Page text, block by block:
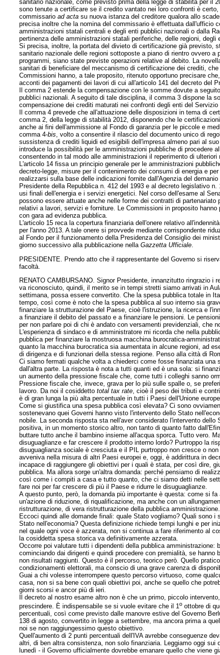
sanitario nazionale, come previsto prima della legge di stabilità per il
sono tenute a certificare se il credito vantato nei loro confronti è
commissarioad acta su nuova istanza del creditore qualora allo
precisa inoltre che la nomina del commissario è effettuata dall'ufficio
amministrazioni statali centrali e degli enti pubblici nazionali o dalla
pertinenza delle amministrazioni statali periferiche, delle regioni,
Si precisa, inoltre, la portata del divieto di certificazione già previsto,
sanitario nazionale delle regioni sottoposte a piano di rientro ovvero
programmi, siano state previste operazioni relative al debito. La
sanitari di beneficiare del meccanismo di certificazione dei crediti,
Commissioni hanno, a tale proposito, ritenuto opportuno precisare
acconti dei pagamenti dei lavori di cui all'articolo 141 del decreto del
Il comma 2 estende la compensazione con le somme dovute a
pubblici nazionali. A seguito di tale disciplina, il comma 3 dispone la
compensazione dei crediti maturati nei confronti degli enti del
Il comma 4 prevede che all'attuazione delle disposizioni in tema di
comma 2, della legge di stabilità 2012, disponendo che le
anche ai fini dell'ammissione al Fondo di garanzia per le piccole e
comma 4-bis, volto a consentireil rilascio del documento unico di
sussistenza di crediti liquidi ed esigibili dell'impresa almeno pari al
introduce la possibilità per le amministrazioni pubbliche di procedere
consentendo in tal modo alle amministrazioni il reperimento di
L'articolo 14 fissa un principio generale per le amministrazioni
decreto-legge, misure per il contenimento dei consumi di energia e
realizzarsi sulla base delle indicazioni fornite dall'Agenzia del
Presidente della Repubblica n. 412 del 1993 e al decreto legislativo
usi finali dell'energia e i servizi energetici. Nel corso dell'esame al
possono essere attuate anche nelle forme dei contratti di
relativi a lavori, servizi e forniture. Le Commissioni in proposito
con gara ad evidenza pubblica.
L'articolo 15 reca la copertura finanziaria dell'onere relativo
per l'anno 2013. A tale onere si provvede mediante corrispondente
al Fondo per il funzionamento della Presidenza del Consiglio dei
giorno successivo alla pubblicazione nellaGazzetta Ufficiale.
PRESIDENTE. Prendo atto che il rappresentante del Governo si
facoltà.
RENATO CAMBURSANO. Signor Presidente, innanzitutto ringrazio i
va riconosciuto, quindi, il merito se in tempi stretti siamo arrivati in
settimana, possa essere convertito. Che la spesa pubblica totale in
tempo, così come è noto che la spesa pubblica al suo interno sia
finanziare la strutturazione del Paese, cioè l'istruzione, la ricerca e
a finanziare il debito del passato e a finanziare le pensioni. Le
per non parlare poi di chi è andato con versamenti previdenziali, che
L'esperienza di sindaco e di amministratore mi ricorda che nella
pubblica per finanziare la mostruosa macchina burocratica-
quanto la macchina burocratica sia aumentata in alcune regioni, ad
di dirigenza e di funzionari della stessa regione. Penso alla città di
Ci siamo fermati qualche volta a chiederci come fosse finanziata
dall'altra parte. La risposta è nota a tutti quanti ed è una sola: si
un aumento della pressione fiscale che, come tutti i colleghi sanno
Pressione fiscale che, invece, grava per lo più sulle spalle o, se
lavoro. Da noi il cosiddettototal tax rate , cioè il peso dei tributi e
è di gran lunga la più alta percentuale in tutti i Paesi dell'Unione
Come si giustifica una spesa pubblica così elevata? Ci sono
sostenevano quei Governi hanno visto l'intervento dello Stato
nobile. La seconda risposta sta nell'aver considerato l'intervento
positiva, in un momento storico altro, non tanto di quanto fatto
buttare tutto anche il bambino insieme all'acqua sporca. Tutto vero.
disuguaglianze e far crescere il prodotto interno lordo? Purtroppo la
disuguaglianza sociale è cresciuta e il PIL purtroppo non cresce o
avveniva nella misura di altri Paesi europei e, oggi, è addirittura in
incapace di raggiungere gli obiettivi per i quali è stata, per così dire,
pubblica. Ma allora sorge un'altra domanda: perché pensiamo di
così come i compiti a casa e tutto quanto, che ci siamo detti nelle
fare noi per far crescere di più il Paese e ridurre le disuguaglianze.
A questo punto, però, la domanda più importante è questa: come si
un'azione di riduzione, di riqualificazione, ma anche con un
ristrutturazione, di vera ristrutturazione della pubblica amministrazione.
Eccoci quindi alle domande finali: quale Stato vogliamo? Quali sono
Stato nell'economia? Questa definizione richiede tempi lunghi e per
nel quale ogni voce è azzerata, non si continua a fare riferimento al
la cosiddetta spesa storica va definitivamente azzerata.
Occorre poi valutare tutti i dipendenti della pubblica
cominciando dai dirigenti e quindi procedere con premialità, se
non risultati raggiunti. Questo è il percorso, teorico però. Quello
condizionamenti elettorali, ma conscio di una grave carenza di
Guai a chi volesse interrompere questo percorso virtuoso, come
casa, non si sa bene con quali obiettivi poi, anche se quello che
giorni scorsi e ancor più di ieri.
Il decreto al nostro esame altro non è che un primo, piccolo
prescindere. È indispensabile se si vuole evitare che il 1o ottobre di
percentuali, così come previsto dalle manovre estive del Governo
138 di agosto, convertito in legge a settembre, ma ancora prima a
noi se non raggiungessimo questo obiettivo.
Quell'aumento di 2 punti percentuali dell'IVA avrebbe conseguenze
altri, di ben altra consistenza, non solo finanziaria. Leggiamo oggi
lunedì - il Governo ufficialmente dovrebbe emanare quello che viene